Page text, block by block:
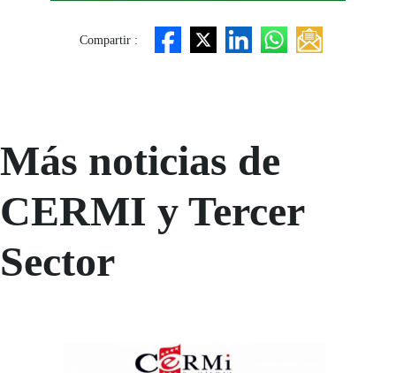
Compartir :
Más noticias de
CERMI y Tercer
Sector